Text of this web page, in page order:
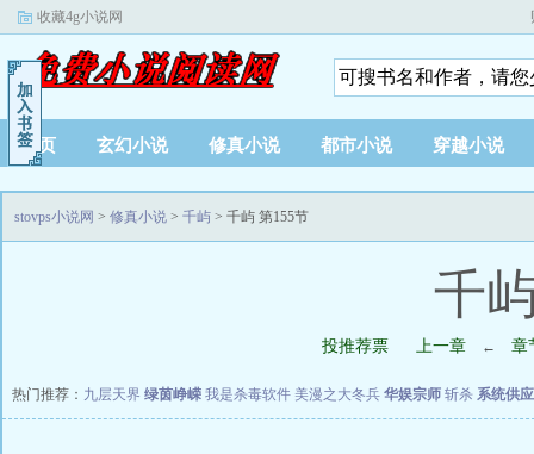
收藏4g小说网
首页 玄幻小说 修真小说 都市小说 穿越小说
stovps小说网 > 修真小说 > 千屿 > 千屿 第155节
千
投推荐票 上一章 ← 章
热门推荐： 九层天界 绿茵峥嵘 我是杀毒软件 美漫之大冬兵 华娱宗师 斩杀 系统供